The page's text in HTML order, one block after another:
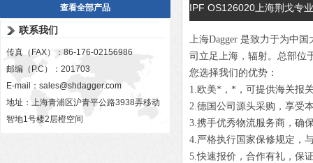
查看全部产品
联系我们
传真（FAX）：86-176-02156986
邮编（P.C）：201703
E-mail： sales@shdagger.com
地址：上海青浦区沪青平公路3938弄移动
智地1号楼2层橙空间
IPF OS126020上海荆戈专
上海Dagger 是致力于为中
司立足上海，辐射。总部位
您选择我们的优势：
1.欧美*，*，可提供海关报
2.德国公司源头采购，享受
3.携手优秀物流服务商，确
4.严格执行国家保修规定，
5.快速报价，合作有礼，保